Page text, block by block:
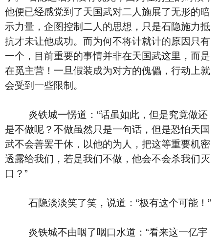
他便已经感觉到了天国武对二人施展了无形的暗
示力量，企图控制二人的思想，只是石隐施力抵
抗才未让他成功。而为何不将计就计的原因只有
一个，目前重要的事情并非在天国武这里，而是
在觅主营！一旦假装成为对方的傀儡，行动上就
会受到一些限制。
炎铁城一愣道：“话虽如此，但是究竟做还
是不做呢？不做虽然只是一句话，但是恐怕天国
武不会善罢干休，以他的为人，把这等重要机密
透露给我们，若是我们不做，他会不会杀我们灭
口？”
石隐淡淡笑了笑，说道：“极有这个可能！”
炎铁城不由咽了咽口水道：“看来这一亿宇